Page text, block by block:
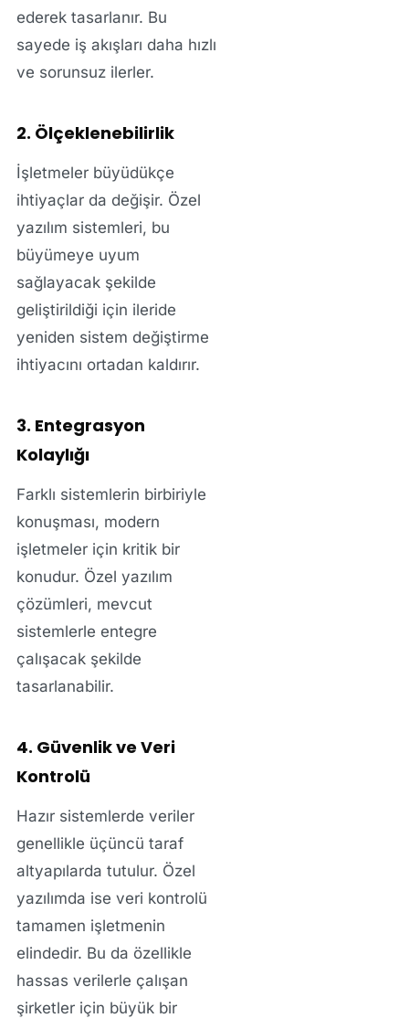
ederek tasarlanır. Bu
sayede iş akışları daha hızlı
ve sorunsuz ilerler.
2. Ölçeklenebilirlik
İşletmeler büyüdükçe
ihtiyaçlar da değişir. Özel
yazılım sistemleri, bu
büyümeye uyum
sağlayacak şekilde
geliştirildiği için ileride
yeniden sistem değiştirme
ihtiyacını ortadan kaldırır.
3. Entegrasyon
Kolaylığı
Farklı sistemlerin birbiriyle
konuşması, modern
işletmeler için kritik bir
konudur. Özel yazılım
çözümleri, mevcut
sistemlerle entegre
çalışacak şekilde
tasarlanabilir.
4. Güvenlik ve Veri
Kontrolü
Hazır sistemlerde veriler
genellikle üçüncü taraf
altyapılarda tutulur. Özel
yazılımda ise veri kontrolü
tamamen işletmenin
elindedir. Bu da özellikle
hassas verilerle çalışan
şirketler için büyük bir